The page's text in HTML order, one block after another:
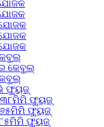
କେବୁଲ୍
ଫ୍ୟୁଜ୍
ଫ୍ୟୁଜ୍
ଫ୍ୟୁଜ୍
ଫ୍ୟୁଜ୍